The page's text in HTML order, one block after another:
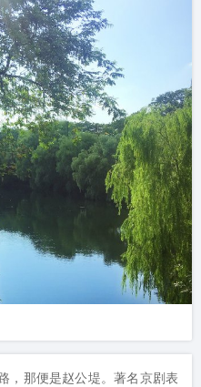
，那便是赵公堤。著名京剧表